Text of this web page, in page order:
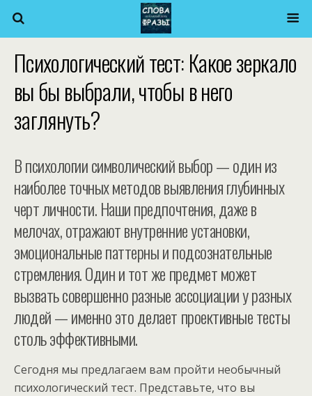
Психологический тест: Какое зеркало
вы бы выбрали, чтобы в него
заглянуть?
В психологии символический выбор — один из
наиболее точных методов выявления глубинных
черт личности. Наши предпочтения, даже в
мелочах, отражают внутренние установки,
эмоциональные паттерны и подсознательные
стремления. Один и тот же предмет может
вызвать совершенно разные ассоциации у разных
людей — именно это делает проективные тесты
столь эффективными.
Сегодня мы предлагаем вам пройти необычный
психологический тест. Представьте, что вы